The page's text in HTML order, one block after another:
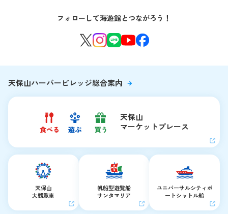
よくある質問・お問い合わせ
音声ガイド / 海遊館探検隊 すたんぷノート
生きものたちのお食事タイム
環境保全への取り組みフォローして海遊館とつながろう！
天保山ハーバービレッジ総合案内
天保山
マーケットプレース
天保山
大観覧車
帆船型遊覧船
サンタマリア
ユニバーサルシティ ポ
ートシャトル船